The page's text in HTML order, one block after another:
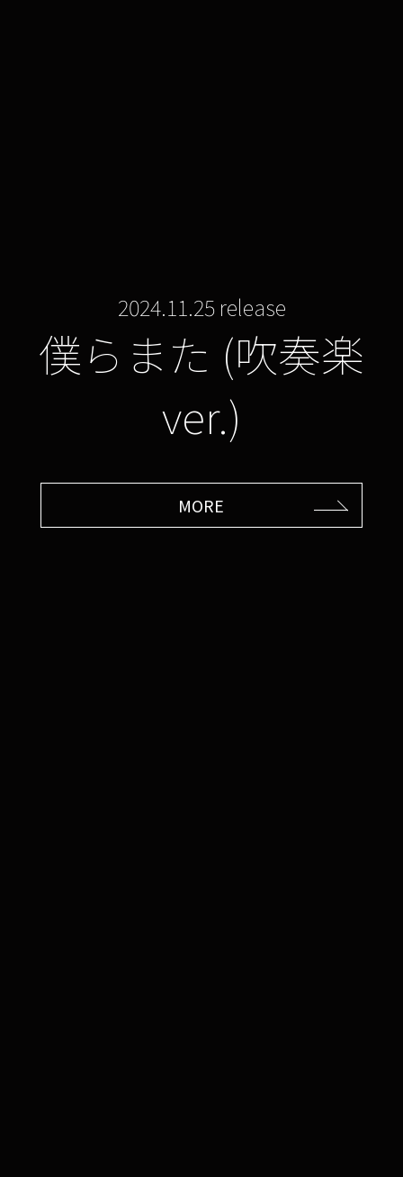
2024.11.25 release
僕らまた (吹奏楽
ver.)
MORE